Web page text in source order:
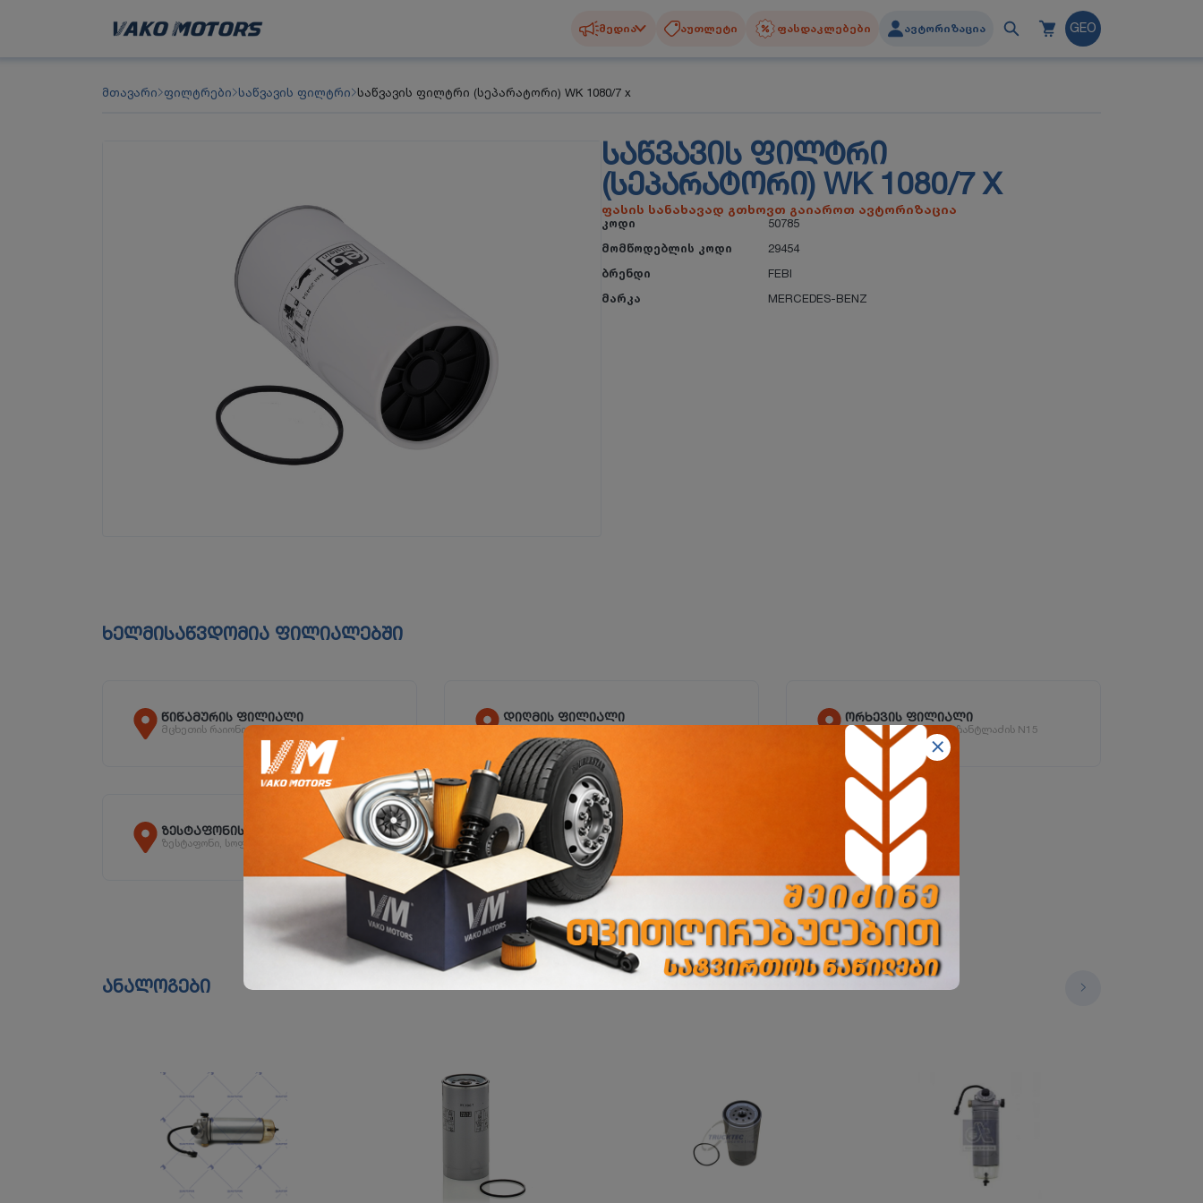
მედია აუთლეტი ფასდაკლებები ავტორიზაცია GEO
მთავარი ფილტრები საწვავის ფილტრი საწვავის ფილტრი (სეპარატორი) WK 1080/7 x
ᲡᲐᲬᲕᲐᲕᲘᲡ ᲤᲘᲚᲢᲠᲘ
(ᲡᲔᲞᲐᲠᲐᲢᲝᲠᲘ) WK 1080/7 X
ფასის სანახავად გთხოვთ გაიაროთ ავტორიზაცია
კოდი
50785
მომწოდებლის კოდი
29454
ბრენდი
FEBI
მარკა
MERCEDES-BENZ
ხელმისაწვდომია ფილიალებში
წიწამურის ფილიალი
მცხეთის რაიონი, სოფ. წიწამური
დიღმის ფილიალი
დიღმის მას. VI კვ., კორპ.№23ა
ორხევის ფილიალი
ორხევის დასახლება, ჩანტლაძის N15
ზესტაფონის ფილიალი
ზესტაფონი, სოფ. არგვეთა
ბათუმის ფილიალი
ბათუმი, აეროპორტის გზატკეცილი 243 ბ
ანალოგები